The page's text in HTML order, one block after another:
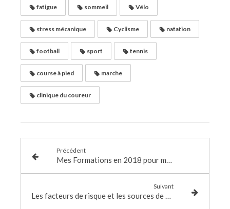
fatigue sommeil Vélo
stress mécanique Cyclisme natation
football sport tennis
course à pied marche
clinique du coureur
Précédent
Mes Formations en 2018 pour mieux vous aider !
Suivant
Les facteurs de risque et les sources de Stress Mécanique